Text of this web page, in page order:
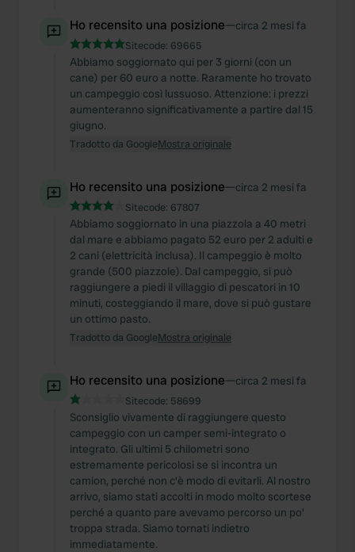
Ho recensito una posizione—circa 2 mesi fa
Sitecode: 69665
Abbiamo soggiornato qui per 3 giorni (con un
cane) per 60 euro a notte. Raramente ho trovato
un campeggio così lussuoso. Attenzione: i prezzi
aumenteranno significativamente a partire dal 15
giugno.
Tradotto da GoogleMostra originale
Ho recensito una posizione—circa 2 mesi fa
Sitecode: 67807
Abbiamo soggiornato in una piazzola a 40 metri
dal mare e abbiamo pagato 52 euro per 2 adulti e
2 cani (elettricità inclusa). Il campeggio è molto
grande (500 piazzole). Dal campeggio, si può
raggiungere a piedi il villaggio di pescatori in 10
minuti, costeggiando il mare, dove si può gustare
un ottimo pasto.
Tradotto da GoogleMostra originale
Ho recensito una posizione—circa 2 mesi fa
Sitecode: 58699
Sconsiglio vivamente di raggiungere questo
campeggio con un camper semi-integrato o
integrato. Gli ultimi 5 chilometri sono
estremamente pericolosi se si incontra un
camion, perché non c'è modo di evitarli. Al nostro
arrivo, siamo stati accolti in modo molto scortese
perché a quanto pare avevamo percorso un po'
troppa strada. Siamo tornati indietro
immediatamente.